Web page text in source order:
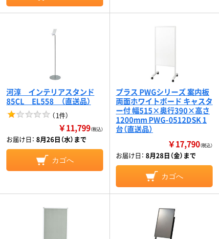
河淳 インテリアスタンド
85CL EL558 （直送品）
（1件）
￥11,799（税込）
お届け日： 8月26日（水）まで
カゴへ
プラス PWGシリーズ 案内板
両面ホワイトボード キャスタ
ー付 幅515×奥行390×高さ
1200mm PWG-0512DSK 1
台（直送品）
￥17,790（税込）
お届け日： 8月28日（金）まで
カゴへ